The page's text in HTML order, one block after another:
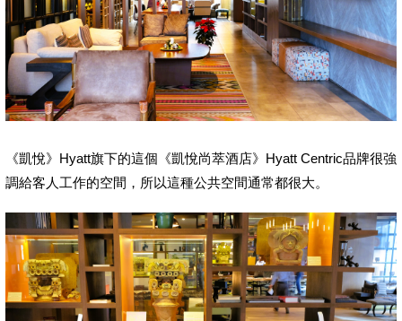
《凱悅》Hyatt旗下的這個《凱悅尚萃酒店》Hyatt Centric品牌很強
調給客人工作的空間，所以這種公共空間通常都很大。